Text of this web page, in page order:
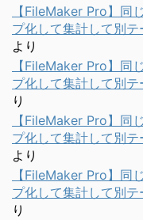
【FileMaker Pro】同
プ化して集計して別
より
【FileMaker Pro】同
プ化して集計して別
り
【FileMaker Pro】同
プ化して集計して別
より
【FileMaker Pro】同
プ化して集計して別
り